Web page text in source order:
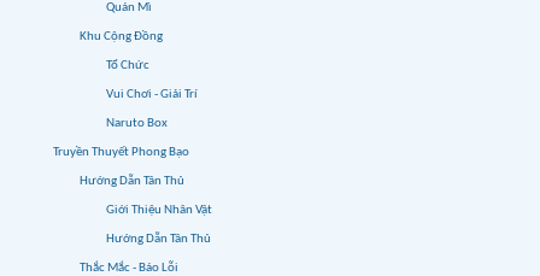
Quán Mì
Khu Cộng Đồng
Tổ Chức
Vui Chơi - Giải Trí
Naruto Box
Truyền Thuyết Phong Bạo
Hướng Dẫn Tân Thủ
Giới Thiệu Nhân Vật
Hướng Dẫn Tân Thủ
Thắc Mắc - Báo Lỗi